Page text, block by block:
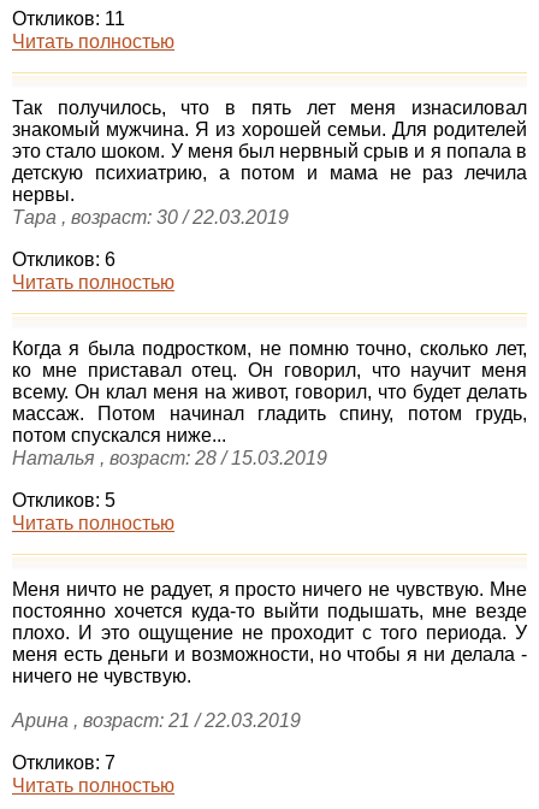
Откликов: 11
Читать полностью
Так получилось, что в пять лет меня изнасиловал
знакомый мужчина. Я из хорошей семьи. Для родителей
это стало шоком. У меня был нервный срыв и я попала в
детскую психиатрию, а потом и мама не раз лечила
нервы.
Тара , возраст: 30 / 22.03.2019
Откликов: 6
Читать полностью
Когда я была подростком, не помню точно, сколько лет,
ко мне приставал отец. Он говорил, что научит меня
всему. Он клал меня на живот, говорил, что будет делать
массаж. Потом начинал гладить спину, потом грудь,
потом спускался ниже...
Наталья , возраст: 28 / 15.03.2019
Откликов: 5
Читать полностью
Меня ничто не радует, я просто ничего не чувствую. Мне
постоянно хочется куда-то выйти подышать, мне везде
плохо. И это ощущение не проходит с того периода. У
меня есть деньги и возможности, но чтобы я ни делала -
ничего не чувствую.
Арина , возраст: 21 / 22.03.2019
Откликов: 7
Читать полностью